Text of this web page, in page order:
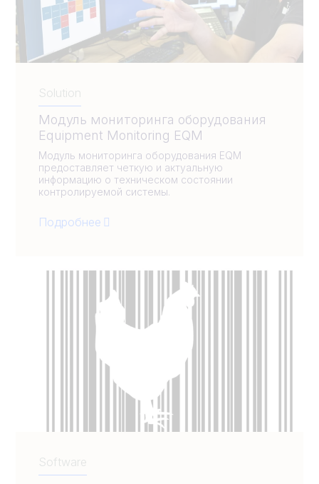
Solution
Модуль мониторинга оборудования
Equipment Monitoring EQM
Модуль мониторинга оборудования EQM
предоставляет четкую и актуальную
информацию о техническом состоянии
контролируемой системы.
Подробнее
Software